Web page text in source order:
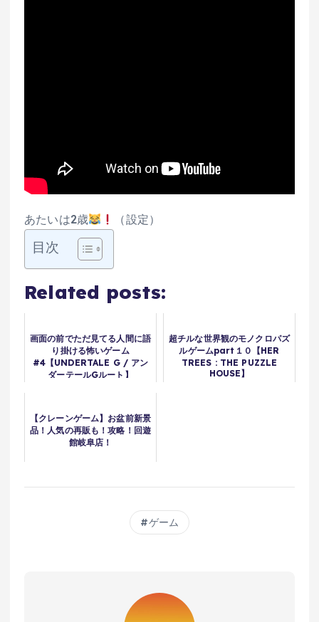
あたいは2歳 （設定）
目次
Related posts:
画面の前でただ見てる人間に語
り掛ける怖いゲーム
#4【UNDERTALE G / アン
ダーテールGルート】
超チルな世界観のモノクロパズ
ルゲームpart１０【HER
TREES : THE PUZZLE
HOUSE】
【クレーンゲーム】お盆前新景
品！人気の再販も！攻略！回遊
館岐阜店！
ゲーム